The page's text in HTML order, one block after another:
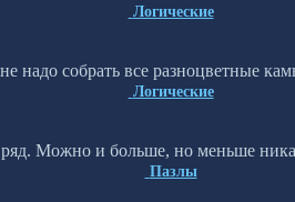
Логические
надо собрать все разноцветные
Логические
ряд. Можно и больше, но меньше
Пазлы